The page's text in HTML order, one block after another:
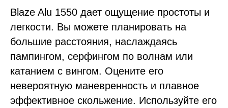
Blaze Alu 1550 дает ощущение простоты и
легкости. Вы можете планировать на
большие расстояния, наслаждаясь
пампингом, серфингом по волнам или
катанием с вингом. Оцените его
невероятную маневренность и плавное
эффективное скольжение. Используйте его